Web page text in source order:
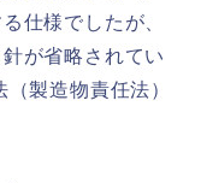
仕様でしたが、
が省略されてい
製造物責任法）